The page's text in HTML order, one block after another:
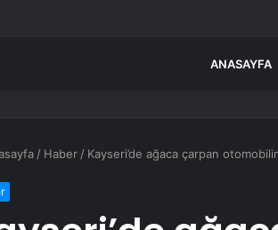
ANASAYFA
/ Haber / Kayseri’de ağaca çarpan